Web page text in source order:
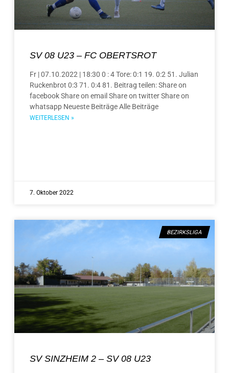
SV 08 U23 – FC OBERTSROT
Fr | 07.10.2022 | 18:30 0 : 4 Tore: 0:1 19. 0:2 51. Julian
Ruckenbrot 0:3 71. 0:4 81. Beitrag teilen: Share on
facebook Share on email Share on twitter Share on
whatsapp Neueste Beiträge Alle Beiträge
WEITERLESEN »
7. Oktober 2022
BEZIRKSLIGA
SV SINZHEIM 2 – SV 08 U23